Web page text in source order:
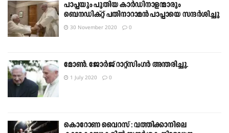
പാപ്പയും പുതിയ കാർഡിനാളന്മാരും
ബെനഡിക്റ്റ് പതിനാറാമൻ പാപ്പായെ സന്ദർശിച്ചു
30 November 2020 0
മോൺ. ജോർജ് റാറ്റ്സിംഗർ അന്തരിച്ചു.
1 July 2020 0
കൊറോണ വൈറസ് : വത്തിക്കാനിലെ